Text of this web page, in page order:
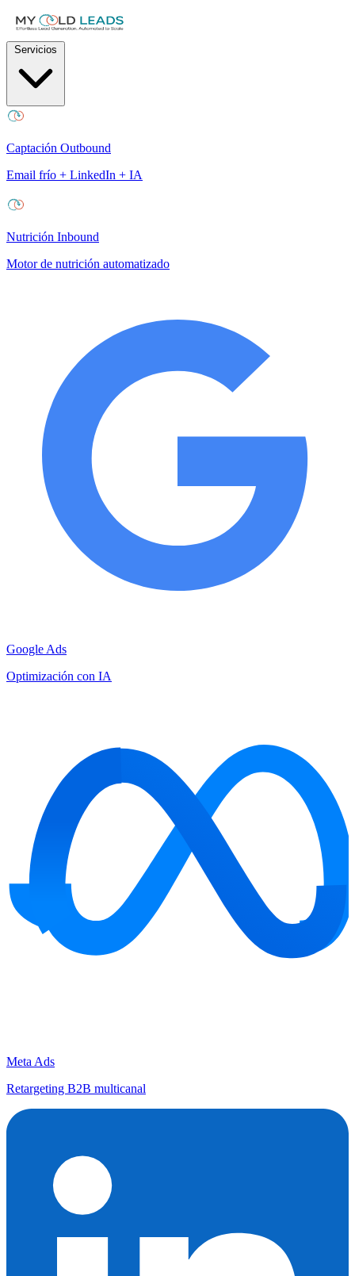
Captación Outbound
Email frío + LinkedIn + IA
Nutrición Inbound
Motor de nutrición automatizado
Google Ads
Optimización con IA
Meta Ads
Retargeting B2B multicanal